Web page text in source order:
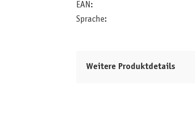
EAN:
Sprache:
Weitere Produktdetails